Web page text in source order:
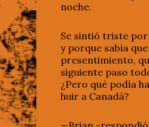
noche.
Se sintió triste
y porque sabía
presentimiento,
siguiente paso
¿Pero qué podía
huir a Canadá?